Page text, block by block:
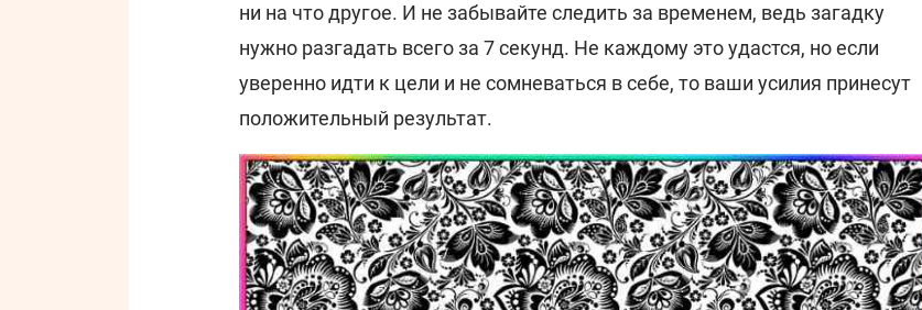
ни на что другое. И не забывайте следить за временем, ведь загадку
нужно разгадать всего за 7 секунд. Не каждому это удастся, но если
уверенно идти к цели и не сомневаться в себе, то ваши усилия принесут
положительный результат.